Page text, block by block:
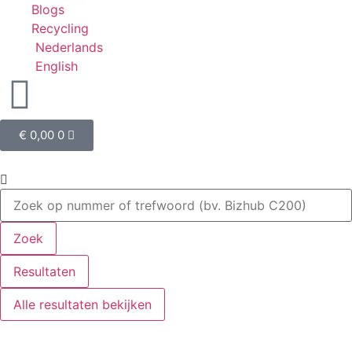
Blogs
Recycling
Nederlands
English
€ 0,00 0
Zoek
Resultaten
Alle resultaten bekijken